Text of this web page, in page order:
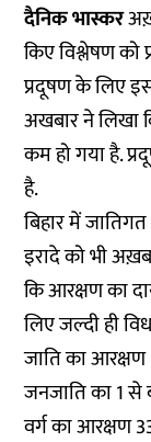
दैनिक भास्कर
किए विश्लेषण को
प्रदूषण के लिए
अखबार ने लिखा
कम हो गया है.
है.
बिहार में
इरादे को भी
कि आरक्षण का
लिए जल्दी ही
जाति का
जनजाति का 1 से
वर्ग का आरक्षण